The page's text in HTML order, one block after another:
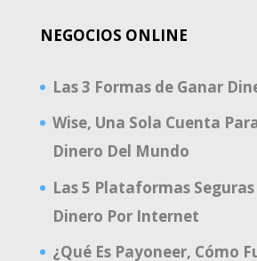
NEGOCIOS ONLINE
Las 3 Formas de Ganar
Wise, Una Sola Cuenta
Dinero Del Mundo
Las 5 Plataformas
Dinero Por Internet
¿Qué Es Payoneer, Cómo